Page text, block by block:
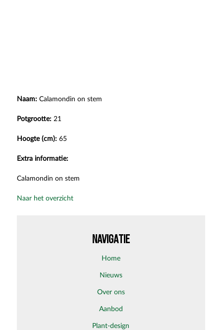
Naam:Calamondin on stem
Potgrootte:21
Hoogte (cm):65
Extra informatie:
Calamondin on stem
Naar het overzicht
NAVIGATIE
home
nieuws
over ons
aanbod
plant-design